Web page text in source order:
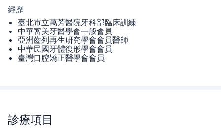
經歷
臺北市立萬芳醫院牙科部臨床訓練
中華審美牙醫學會一般會員
亞洲齒列再生研究學會會員醫師
中華民國牙體復形學會會員
臺灣口腔矯正醫學會會員
診療項目